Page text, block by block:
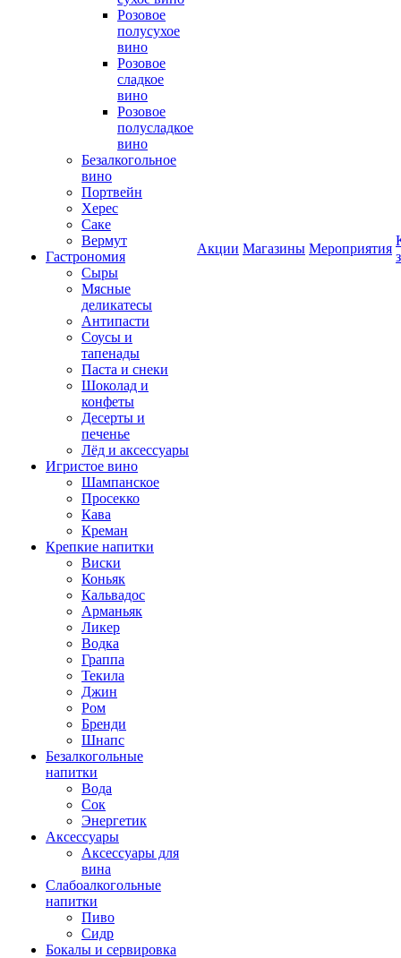
Розовое
полусухое
вино
Розовое
сладкое
вино
Розовое
полусладкое
вино
Безалкогольное
вино
Портвейн
Херес
Саке
Вермут
Гастрономия
Сыры
Мясные
деликатесы
Антипасти
Соусы и
тапенады
Паста и снеки
Шоколад и
конфеты
Десерты и
печенье
Лёд и аксессуары
Игристое вино
Шампанское
Просекко
Кава
Креман
Крепкие напитки
Виски
Коньяк
Кальвадос
Арманьяк
Ликер
Водка
Граппа
Текила
Джин
Ром
Бренди
Шнапс
Безалкогольные
напитки
Вода
Сок
Энергетик
Аксессуары
Аксессуары для
вина
Слабоалкогольные
напитки
Пиво
Сидр
Бокалы и сервировка
Акции Магазины Мероприятия